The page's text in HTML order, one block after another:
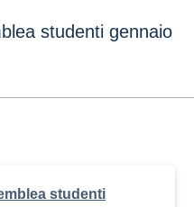
studenti gennaio
studenti